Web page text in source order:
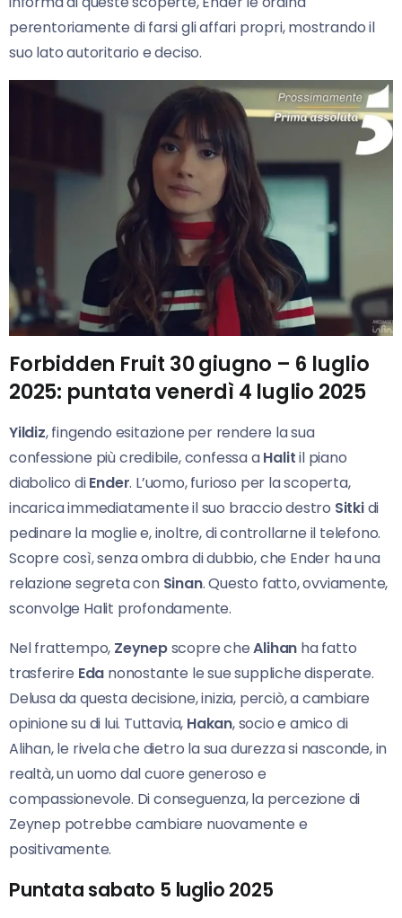
perentoriamente di farsi gli affari propri, mostrando il
suo lato autoritario e deciso.
Forbidden Fruit 30 giugno – 6 luglio
2025: puntata venerdì 4 luglio 2025
Yildiz, fingendo esitazione per rendere la sua
confessione più credibile, confessa aHalitil piano
diabolico diEnder. L’uomo, furioso per la scoperta,
incarica immediatamente il suo braccio destro Sitkidi
pedinare la moglie e, inoltre, di controllarne il telefono.
Scopre così, senza ombra di dubbio, che Ender ha una
relazione segreta con Sinan. Questo fatto, ovviamente,
sconvolge Halit profondamente.
Nel frattempo, Zeynepscopre cheAlihan ha fatto
trasferire Eda nonostante le sue suppliche disperate.
Delusa da questa decisione, inizia, perciò, a cambiare
opinione su di lui. Tuttavia, Hakan, socio e amico di
Alihan, le rivela che dietro la sua durezza si nasconde, in
realtà, un uomo dal cuore generoso e
compassionevole. Di conseguenza, la percezione di
Zeynep potrebbe cambiare nuovamente e
positivamente.
Puntata sabato 5 luglio 2025